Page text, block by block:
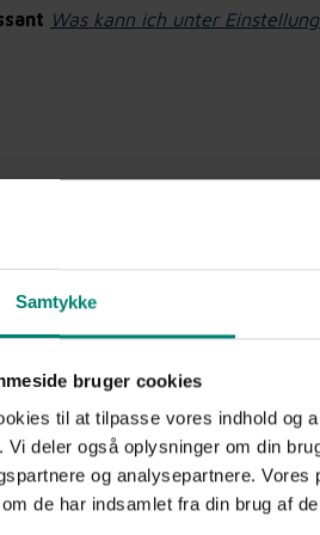
Samtykke
bruger cookies
til at tilpasse vores indhold og
Vi deler også oplysninger om din
og analysepartnere.
de har indsamlet fra din brug af
Was kann ich unter